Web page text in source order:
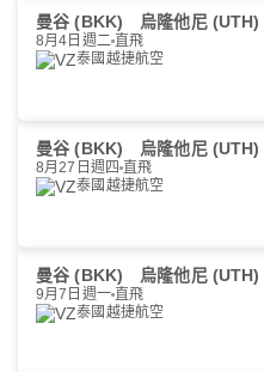
曼谷 (BKK) 烏隆他尼 (UTH)
8月4日週二 直飛
泰國越捷航空
曼谷 (BKK) 烏隆他尼 (UTH)
8月27日週四 直飛
泰國越捷航空
曼谷 (BKK) 烏隆他尼 (UTH)
9月7日週一 直飛
泰國越捷航空